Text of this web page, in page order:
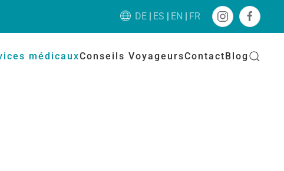
DE ES EN FR
médicauxConseils VoyageursContactBlog